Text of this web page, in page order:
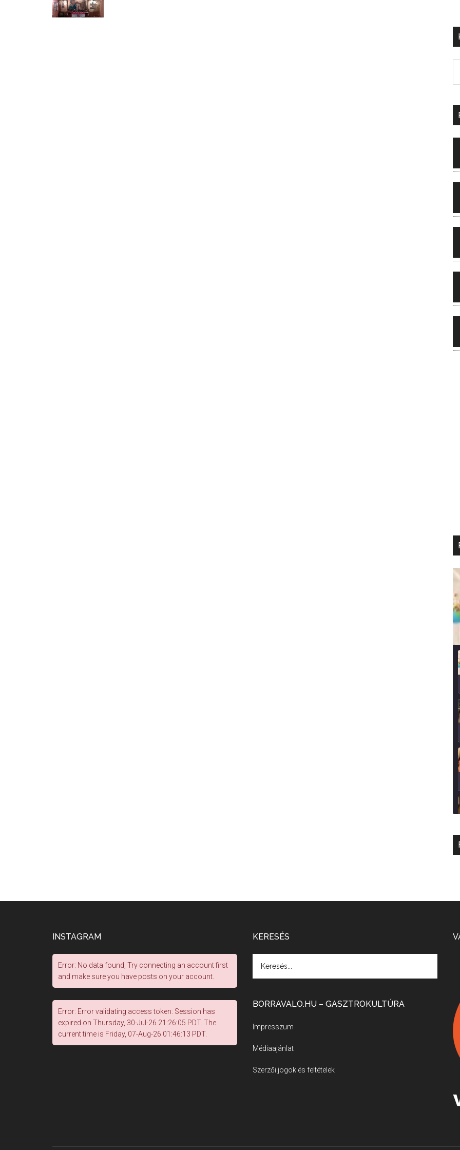
INSTAGRAM
Error: No data found, Try connecting an account first
and make sure you have posts on your account.
Error: Error validating access token: Session has
expired on Thursday, 30-Jul-26 21:26:05 PDT. The
current time is Friday, 07-Aug-26 01:46:13 PDT.
KERESÉS
BORRAVALO.HU – GASZTROKULTÚRA
Impresszum
Médiaajánlat
Szerzői jogok és feltételek